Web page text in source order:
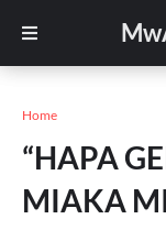
Home
“HAPA
MIAKA